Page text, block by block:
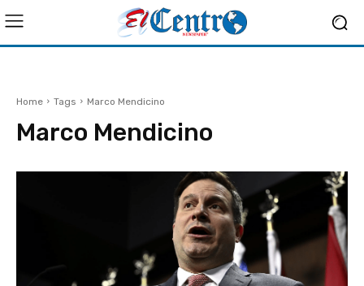
Home Tags Marco Mendicino
Marco Mendicino